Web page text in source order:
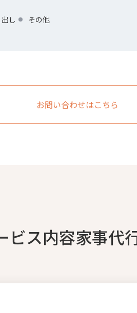
し その他
お問い合わせはこちら
ス内容家事代